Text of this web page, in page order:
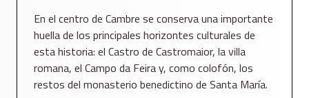
En el centro de Cambre se conserva una importante
huella de los principales horizontes culturales de
esta historia: el Castro de Castromaior, la villa
romana, el Campo da Feira y, como colofón, los
restos del monasterio benedictino de Santa María.